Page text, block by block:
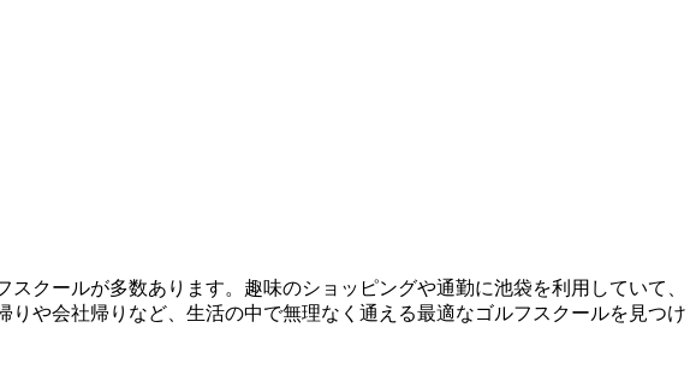
クールが多数あります。趣味のショッピングや通勤に池袋を利用していて、
や会社帰りなど、生活の中で無理なく通える最適なゴルフスクールを見つけ